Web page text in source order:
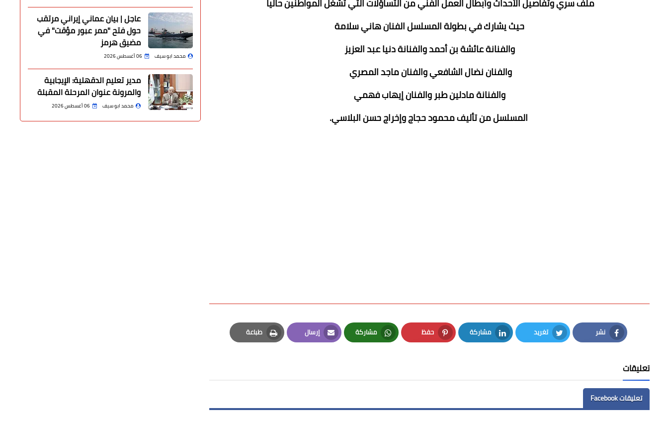
ملف سري وتفاصيل الأحداث وأبطال العمل الفني من التساؤلات التي تشغل المواطنين حاليا
حيث يشارك في بطولة المسلسل الفنان هاني سلامة
والفنانة عائشة بن أحمد والفنانة دنيا عبد العزيز
والفنان نضال الشافعي والفنان ماجد المصري
والفنانة مادلين طبر والفنان إيهاب فهمي
المسلسل من تأليف محمود حجاج وإخراج حسن البلاسي.
نشر
Facebook
تغريد
Twitter
مشاركة
LinkedIn
حفظ
Pinterest
مشاركة
Whatsapp
إرسال
Email
طباعة
Print
تعليقات
تعليقات Facebook
عاجل | بيان عماني إيراني مرتقب
حول فتح "ممر عبور مؤقت" في
مضيق هرمز
محمد ابو سيف 06 أغسطس 2026
مدير تعليم الدقهلية: الإيجابية
والمرونة عنوان المرحلة المقبلة
محمد ابو سيف 06 أغسطس 2026